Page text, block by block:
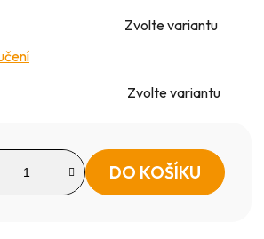
Zvolte variantu
Zvolte variantu
DO KOŠÍKU